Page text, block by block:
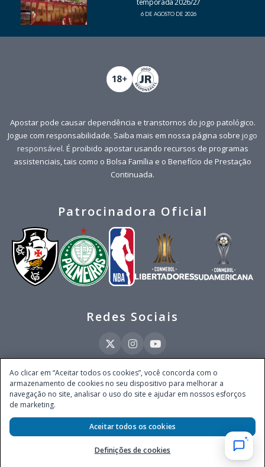
temporada 2026/27
6 DE AGOSTO DE 2026
Apostar pode causar dependência e transtornos do jogo patológico.
Jogue com responsabilidade. Saiba mais em nossa página sobre jogo
responsável. É proibido apostar usando recursos de programas
assistenciais, tais como o Bolsa Família e o Benefício de Prestação
Continuada.
Patrocinadora Oficial
Redes Sociais
Este site é operado pela Ventmear Brasil LTDA (CNPJ 52.868.380/0001-84), com
endereço na Avenida Brigadeiro Faria Lima, nº 4.055, 3º andar, Itaim Bibi, no
Município de São Paulo, Estado de São Paulo, CEP 04538-133, Brasil - empresa
autorizada a operar apostas de quota fixa em todo território nacional pela
Secretaria de Prêmios e Apostas do Ministério da Fazenda, conforme Portaria nº
247, de 07.02.2025, publicada no DOU em 11.2.2025.
Ao clicar em “Aceitar todos os cookies”, você concorda com o
armazenamento de cookies no seu dispositivo para melhorar a
navegação no site, analisar o uso do site e ajudar em nossos esforços
de marketing.
Definições de cookies
Aceitar todos os cookies